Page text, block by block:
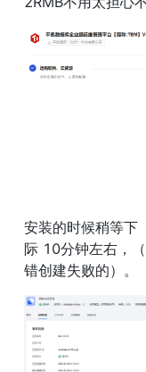
安装的时候稍等下
际 10分钟左右，
错创建失败的）。